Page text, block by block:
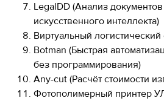
Режим
работы
9:00
-
18:00
Пн-
Чт.
9:00
LegalDD (Анализ
искусственного интеллекта)
Виртуальный логистический
Botman (Быстрая
без программирования)
Any-cut (Расчёт стоимости
Фотополимерный принтер